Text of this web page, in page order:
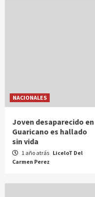
NACIONALES
Joven desaparecido en
Guaricano es hallado
sin vida
1 año atrás LiceloT Del
Carmen Perez